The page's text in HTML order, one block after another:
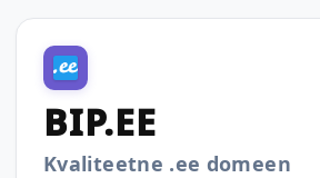
BIP.EE
Kvaliteetne .ee domeen